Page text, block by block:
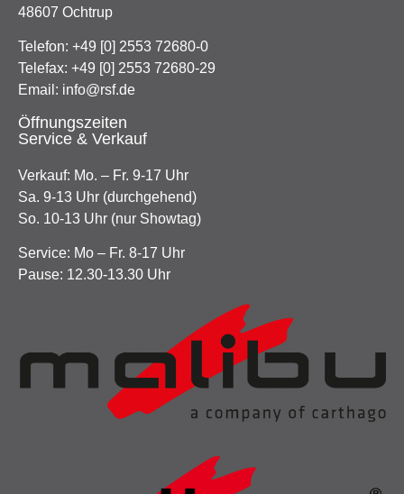
48607 Ochtrup
Telefon: +49 [0] 2553 72680-0
Telefax: +49 [0] 2553 72680-29
Email: info@rsf.de
Öffnungszeiten
Service & Verkauf
Verkauf: Mo. – Fr. 9-17 Uhr
Sa. 9-13 Uhr (durchgehend)
So. 10-13 Uhr (nur Showtag)
Service: Mo – Fr. 8-17 Uhr
Pause: 12.30-13.30 Uhr